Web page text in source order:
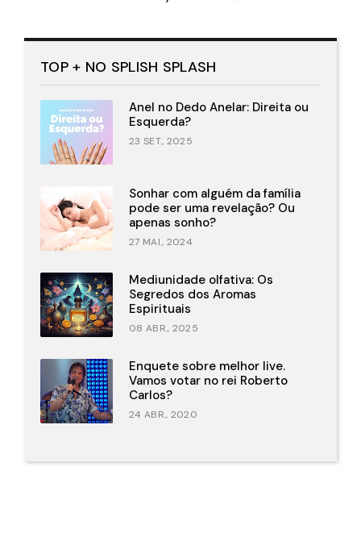
TOP + NO SPLISH SPLASH
Anel no Dedo Anelar: Direita ou
Esquerda?
23 SET., 2025
Sonhar com alguém da família
pode ser uma revelação? Ou
apenas sonho?
27 MAI., 2024
Mediunidade olfativa: Os
Segredos dos Aromas
Espirituais
08 ABR., 2025
Enquete sobre melhor live.
Vamos votar no rei Roberto
Carlos?
24 ABR., 2020